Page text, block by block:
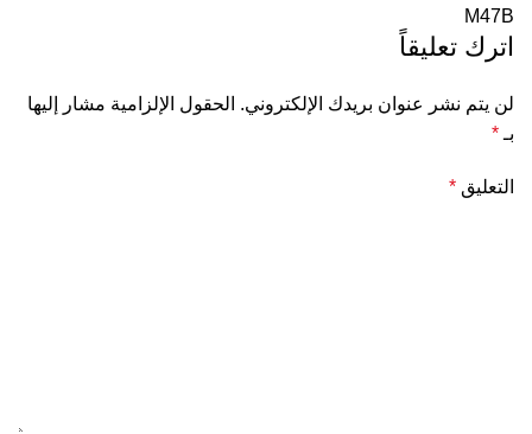
M47B
اترك تعليقاً
لن يتم نشر عنوان بريدك الإلكتروني. الحقول الإلزامية مشار إليها
بـ *
التعليق *